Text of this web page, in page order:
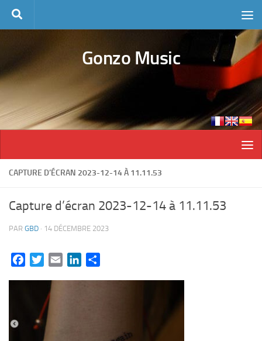
Skip to content
Gonzo Music
CAPTURE D’ÉCRAN 2023-12-14 À 11.11.53
Capture d’écran 2023-12-14 à 11.11.53
PAR GBD · 14 DÉCEMBRE 2023
FacebookTwitterEmail LinkedIn